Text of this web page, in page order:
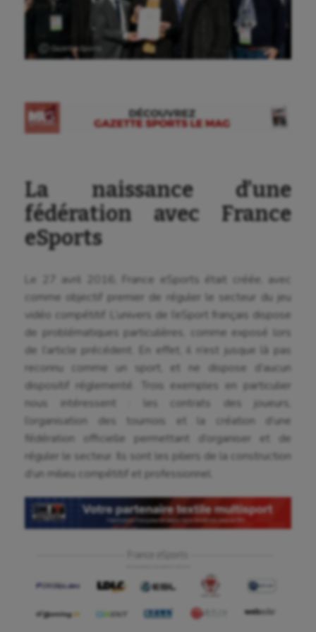
Aéronautique
Athlétisme
Auto
Aviron
Baseball
Billard
Ⓒ Gazette Sports
La naissance d’une
fédération avec France
eSports
Le 27 avril 2016, France eSports était créée, avec
comme objectif premier de réguler le secteur du jeu
vidéo compétitif. L’univers de l’eSport français dispose
de problématiques particulières, comme exposé lors
de l’article précédent. En effet, il n’est jusque là pas
reconnu comme un sport, et ne dispose d’aucun
dispositif réglementé. Trois exemples en particulier
nous intéressent : les contrats des joueurs,
l’organisation des tournois et la création d’une
fédération officielle permettant d’organiser et de
réguler le secteur. Ils sont les piliers de la construction
d’un milieu compétitif et professionnel.